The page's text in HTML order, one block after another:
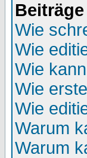
Wie
Wie
Wie
Wie
Wie
Warum
Warum